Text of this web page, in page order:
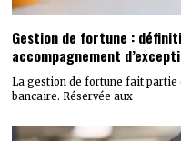
Gestion de fortune :
accompagnement
La gestion de fortune fait partie
bancaire. Réservée aux